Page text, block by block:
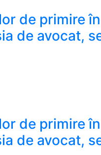
de primire
de avocat,
de primire
de avocat,